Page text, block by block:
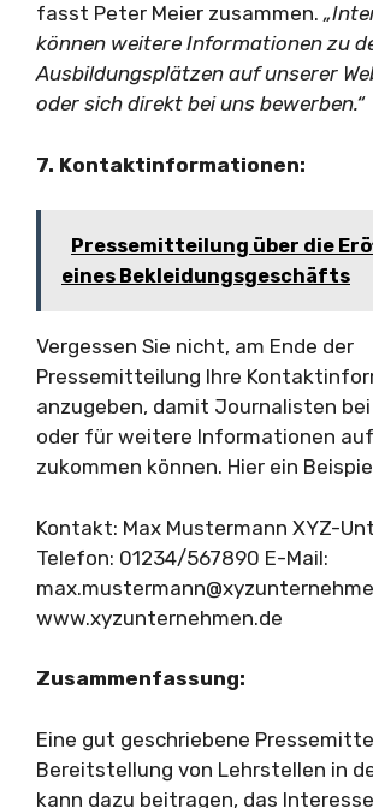
fasst Peter Meier zusammen.
können weitere Informationen zu
Ausbildungsplätzen auf unserer
oder sich direkt bei uns bewerben.“
7. Kontaktinformationen:
Pressemitteilung über die
eines Bekleidungsgeschäfts
Vergessen Sie nicht, am Ende der
Pressemitteilung Ihre
anzugeben, damit Journalisten
oder für weitere Informationen
zukommen können. Hier ein
Kontakt: Max Mustermann XYZ-
Telefon: 01234/567890 E-Mail:
www.xyzunternehmen.de
Zusammenfassung:
Eine gut geschriebene
Bereitstellung von Lehrstellen in
kann dazu beitragen, das